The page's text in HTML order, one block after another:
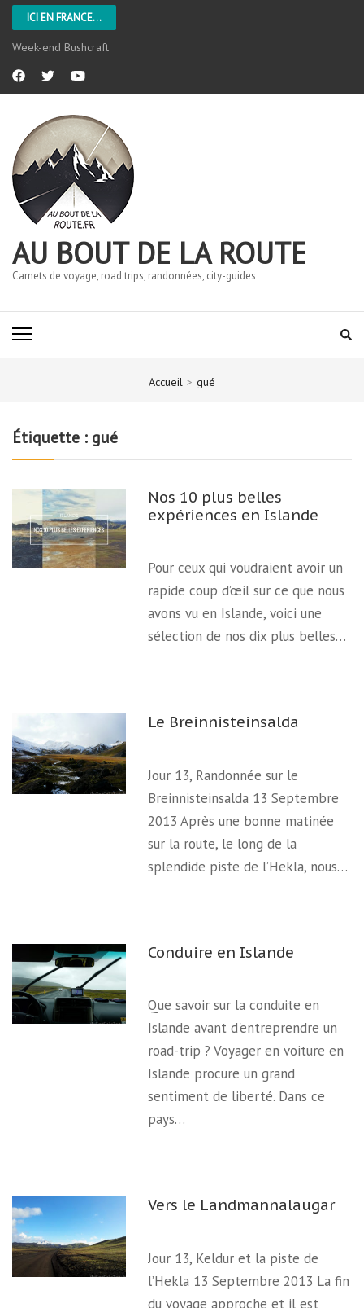
ICI EN FRANCE...
Week-end Bushcraft
AU BOUT DE LA ROUTE
Carnets de voyage, road trips, randonnées, city-guides
Accueil > gué
Étiquette : gué
Nos 10 plus belles
expériences en Islande
Pour ceux qui voudraient avoir un
rapide coup d’œil sur ce que nous
avons vu en Islande, voici une
sélection de nos dix plus belles…
Le Breinnisteinsalda
Jour 13, Randonnée sur le
Breinnisteinsalda 13 Septembre
2013 Après une bonne matinée
sur la route, le long de la
splendide piste de l’Hekla, nous…
Conduire en Islande
Que savoir sur la conduite en
Islande avant d'entreprendre un
road-trip ? Voyager en voiture en
Islande procure un grand
sentiment de liberté. Dans ce
pays…
Vers le Landmannalaugar
Jour 13, Keldur et la piste de
l’Hekla 13 Septembre 2013 La fin
du voyage approche et il est